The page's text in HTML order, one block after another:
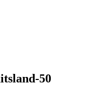
50